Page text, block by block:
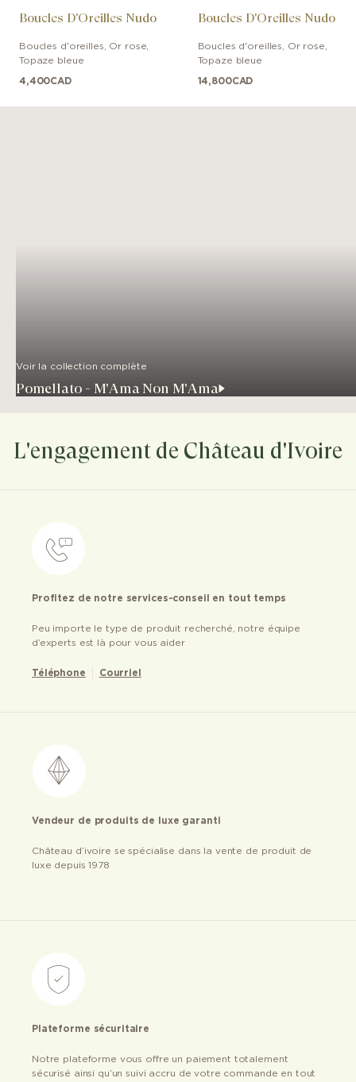
Boucles D'Oreilles Nudo
Boucles d'oreilles Or rose
Topaze bleue
4,400CAD
Boucles D'Oreilles Nudo
Boucles d'oreilles Or rose
Topaze bleue
14,800CAD
Voir la collection complète
Pomellato - M'Ama Non M'Ama
L'engagement de Château d'Ivoire
Profitez de notre services-conseil en tout temps
Peu importe le type de produit recherché, notre équipe
d’experts est là pour vous aider
Téléphone Courriel
Vendeur de produits de luxe garanti
Château d’ivoire se spécialise dans la vente de produit de
luxe depuis 1978
Plateforme sécuritaire
Notre plateforme vous offre un paiement totalement
sécurisé ainsi qu’un suivi accru de votre commande en tout